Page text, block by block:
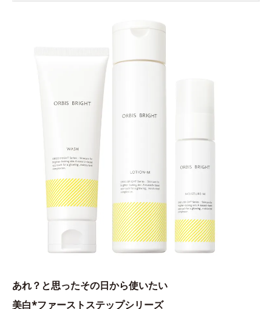
あれ？と思ったその日から使いたい
美白*ファーストステップシリーズ